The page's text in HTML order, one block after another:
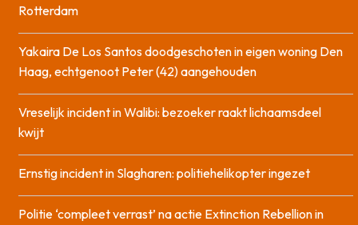
Rotterdam
Yakaira De Los Santos doodgeschoten in eigen woning Den
Haag, echtgenoot Peter (42) aangehouden
Vreselijk incident in Walibi: bezoeker raakt lichaamsdeel
kwijt
Ernstig incident in Slagharen: politiehelikopter ingezet
Politie ‘compleet verrast’ na actie Extinction Rebellion in